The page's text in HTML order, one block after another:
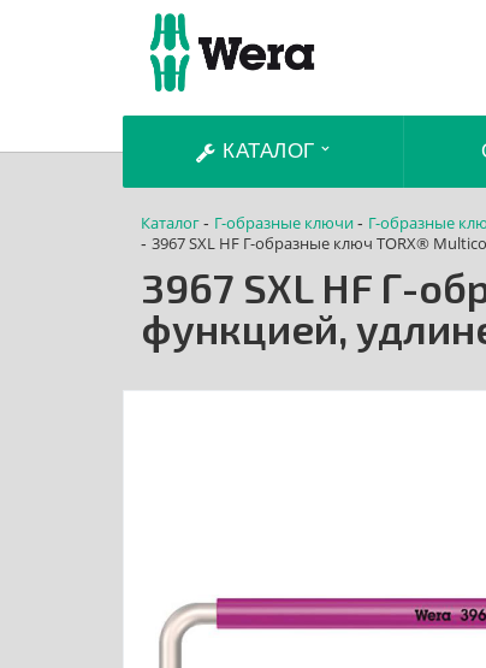
КАТАЛОГ
Каталог- Г-образные ключи- Г-образные
- 3967 SXL HF Г-образные ключ TORX®
3967 SXL HF Г-
функцией,